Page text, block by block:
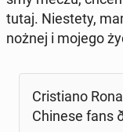
tutaj. Nie­ste­ty,
nożnej i mojego
Cri­stia­no
Chinese fans